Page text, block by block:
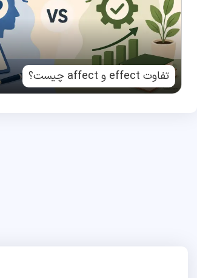
تفاوت effect و affect چیست؟